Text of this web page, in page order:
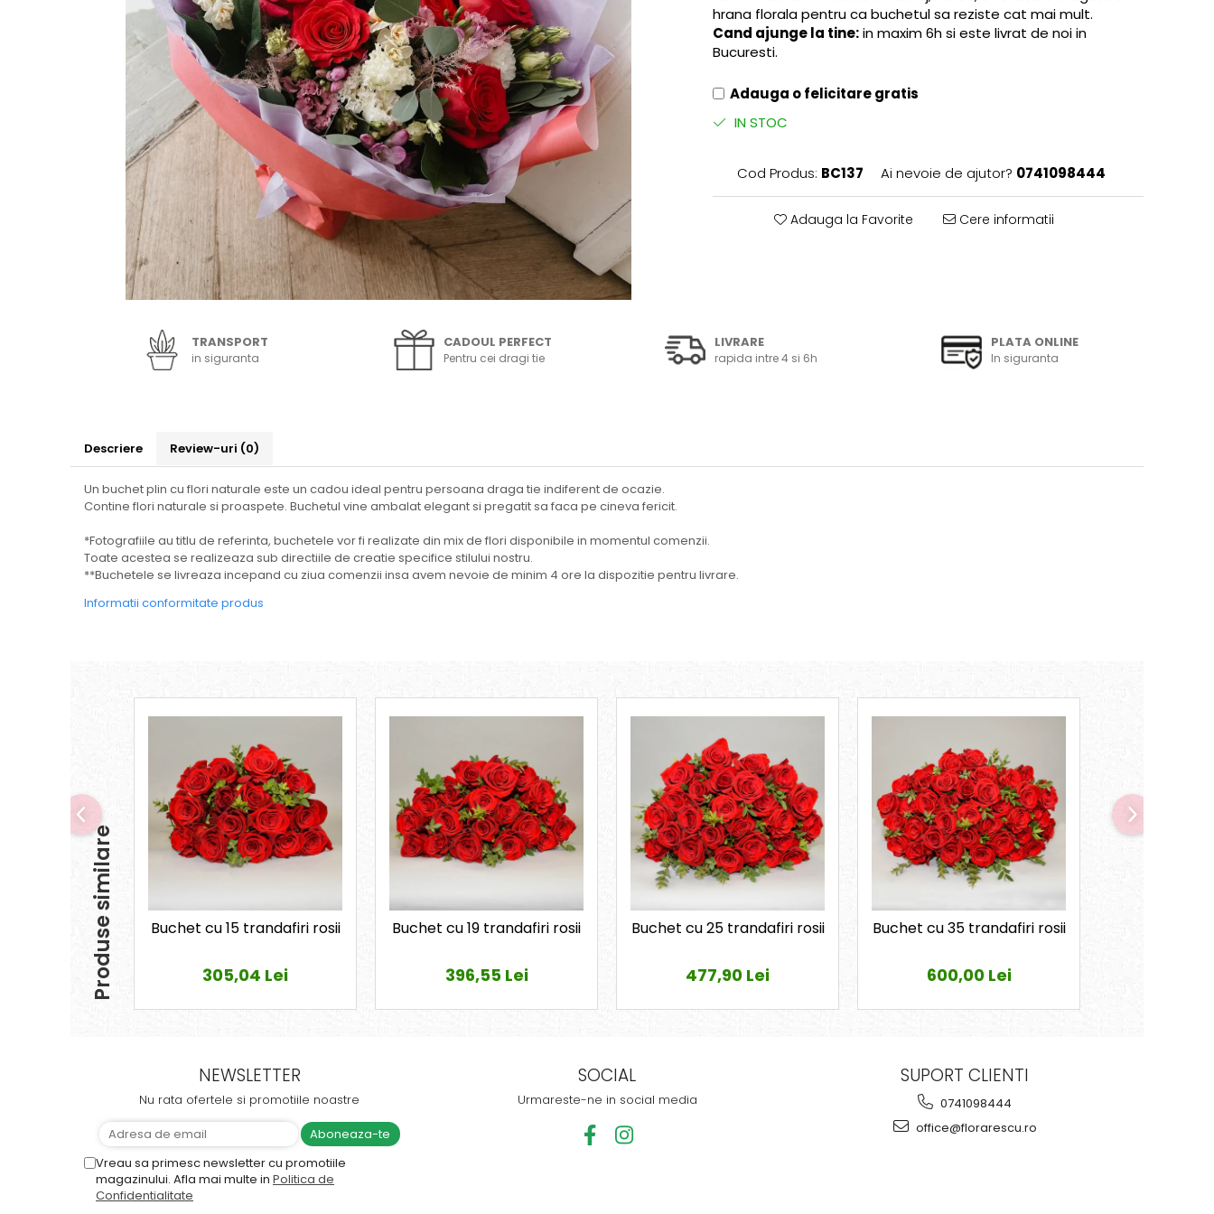
hrana florala pentru ca buchetul sa reziste cat mai mult.
Cand ajunge la tine:in maxim 6h si este livrat de noi in
Bucuresti.
Adauga o felicitare gratis
IN STOC
Cod Produs: BC137 Ai nevoie de ajutor? 0741098444
Adauga la Favorite Cere informatii
TRANSPORT
in siguranta
CADOUL PERFECT
Pentru cei dragi tie
LIVRARE
rapida intre 4 si 6h
PLATA ONLINE
In siguranta
Descriere Review-uri (0)
Un buchet plin cu flori naturale este un cadou ideal pentru persoana draga tie indiferent de ocazie.
Contine flori naturale si proaspete. Buchetul vine ambalat elegant si pregatit sa faca pe cineva fericit.
*Fotografiile au titlu de referinta, buchetele vor fi realizate din mix de flori disponibile in momentul comenzii.
Toate acestea se realizeaza sub directiile de creatie specifice stilului nostru.
**Buchetele se livreaza incepand cu ziua comenzii insa avem nevoie de minim 4 ore la dispozitie pentru livrare.
Informatii conformitate produs
Produse similare Buchet cu 15 trandafiri rosii
305,04 Lei
Buchet cu 19 trandafiri rosii
396,55 Lei
Buchet cu 25 trandafiri rosii
477,90 Lei
Buchet cu 35 trandafiri rosii
600,00 Lei
NEWSLETTER
Nu rata ofertele si promotiile noastre
Vreau sa primesc newsletter cu promotiile
magazinului. Afla mai multe in Politica de
Confidentialitate
SOCIAL
Urmareste-ne in social media
SUPORT CLIENTI
0741098444
office@florarescu.ro